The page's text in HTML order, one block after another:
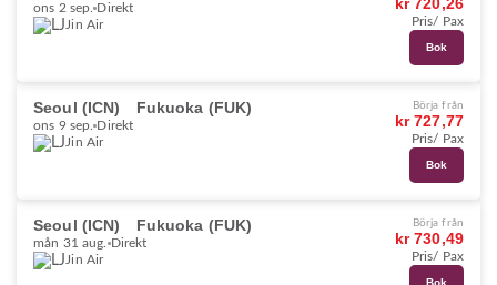
ons 2 sep. Direkt
Jin Air
Pris/ Pax
Bok
Seoul (ICN) Fukuoka (FUK)
ons 9 sep. Direkt
Jin Air
Börja från
kr 727,77
Pris/ Pax
Bok
Seoul (ICN) Fukuoka (FUK)
mån 31 aug. Direkt
Jin Air
Börja från
kr 730,49
Pris/ Pax
Bok